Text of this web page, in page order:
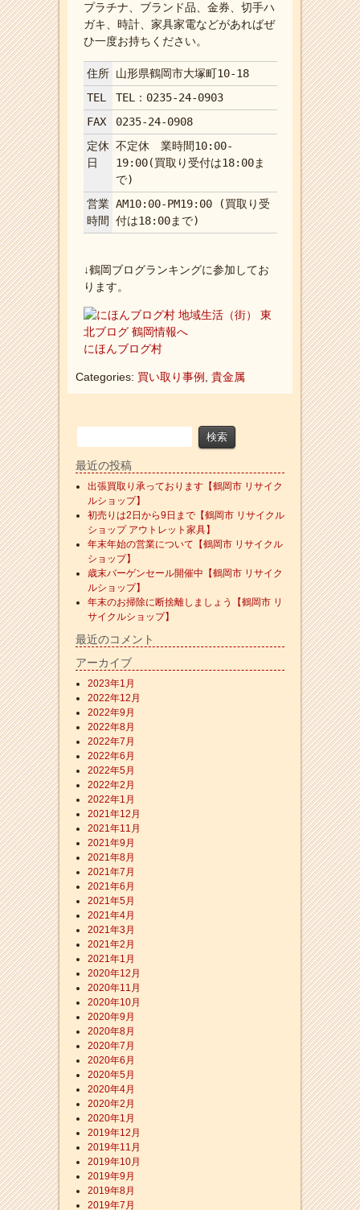
プラチナ、ブランド品、金券、切手ハ
ガキ、時計、家具家電などがあればぜ
ひ一度お持ちください。
住所 山形県鶴岡市大塚町10-18
TEL
TEL：0235-24-0903
FAX
0235-24-0908
定休
日
不定休 業時間10:00-
19:00(買取り受付は18:00ま
で)
営業
時間
AM10:00-PM19:00 (買取り受
付は18:00まで)
↓鶴岡ブログランキングに参加してお
ります。
にほんブログ村
Categories: 買い取り事例 貴金属
最近の投稿
出張買取り承っております【鶴岡市 リサイク
ルショップ】
初売りは2日から9日まで【鶴岡市 リサイクル
ショップ アウトレット家具】
年末年始の営業について【鶴岡市 リサイクル
ショップ】
歳末バーゲンセール開催中【鶴岡市 リサイク
ルショップ】
年末のお掃除に断捨離しましょう【鶴岡市 リ
サイクルショップ】
最近のコメント
アーカイブ
2023年1月
2022年12月
2022年9月
2022年8月
2022年7月
2022年6月
2022年5月
2022年2月
2022年1月
2021年12月
2021年11月
2021年9月
2021年8月
2021年7月
2021年6月
2021年5月
2021年4月
2021年3月
2021年2月
2021年1月
2020年12月
2020年11月
2020年10月
2020年9月
2020年8月
2020年7月
2020年6月
2020年5月
2020年4月
2020年2月
2020年1月
2019年12月
2019年11月
2019年10月
2019年9月
2019年8月
2019年7月